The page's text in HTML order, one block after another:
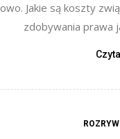
Jakie są koszty
zdobywania prawa